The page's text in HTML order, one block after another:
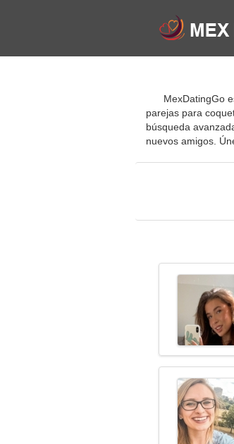
MexDatingGo
parejas para
búsqueda
nuevos amigos.